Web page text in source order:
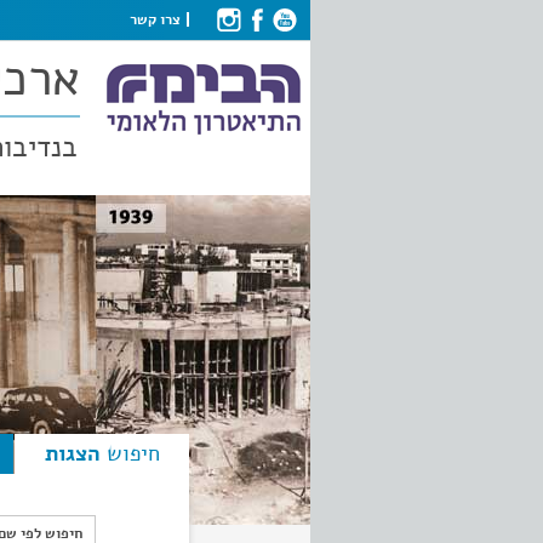
צרו קשר
חיפוש הצגות
חיפוש לפי